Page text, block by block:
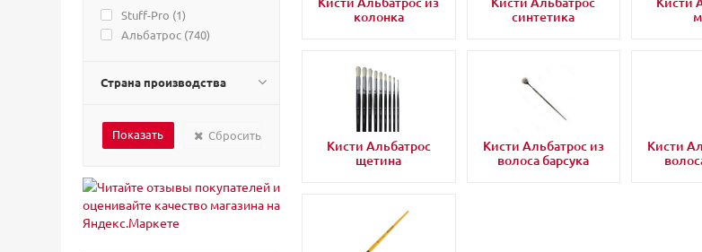
Stuff-Pro (1)
Альбатрос (740)
Страна производства
Сбросить
колонка
синтетика
Кисти Альбатрос
щетина
Кисти Альбатрос из
волоса барсука
Кисти